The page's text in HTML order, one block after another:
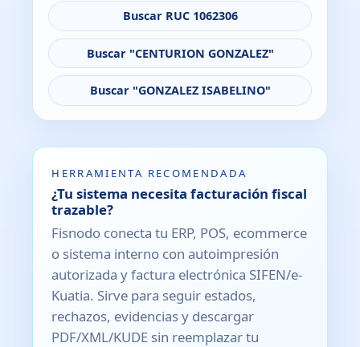
Buscar RUC 1062306
Buscar "CENTURION GONZALEZ"
Buscar "GONZALEZ ISABELINO"
HERRAMIENTA RECOMENDADA
¿Tu sistema necesita facturación fiscal
trazable?
Fisnodo conecta tu ERP, POS, ecommerce
o sistema interno con autoimpresión
autorizada y factura electrónica SIFEN/e-
Kuatia. Sirve para seguir estados,
rechazos, evidencias y descargar
PDF/XML/KUDE sin reemplazar tu